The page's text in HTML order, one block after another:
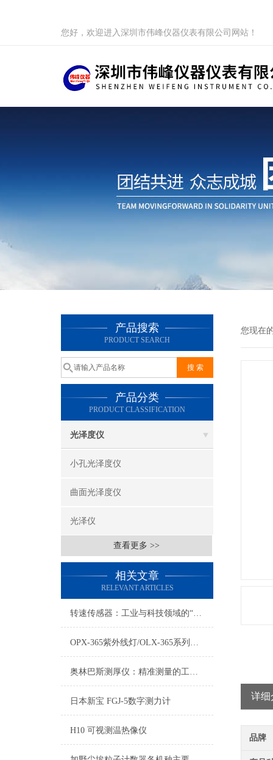
您好，欢迎进入深圳市伟峰仪器仪表有限公司网站！
产品搜索
PRODUCT SEARCH
产品分类
PRODUCT CLASSIFICATION
光泽度仪
小孔光泽度仪
曲面光泽度仪
光泽仪
查看更多 >>
相关文章
RELEVANT ARTICLES
转速传感器：工业与科技领域的“速度使者”
OPX-365紫外线灯/OLX-365系列黑光灯与区别
奥林巴斯测厚仪：精准测量的工业“标尺”
日本新宝 FGJ-5数字测力计
H10 可视测温热像仪
您现在
详细
品牌